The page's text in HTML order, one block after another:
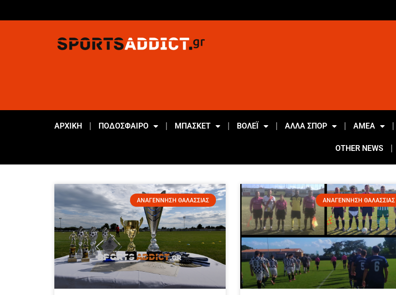
ΑΡΧΙΚΗ ΠΟΔΟΣΦΑΙΡΟ ΜΠΑΣΚΕΤ ΒΟΛΕΪ ΑΛΛΑ ΣΠΟΡ ΑΜΕΑ
OTHER NEWS
ΑΝΑΓΕΝΝΗΣΗ ΘΑΛΑΣΣΙΑΣ ΑΝΑΓΕΝΝΗΣΗ ΘΑΛΑΣΣΙΑΣ